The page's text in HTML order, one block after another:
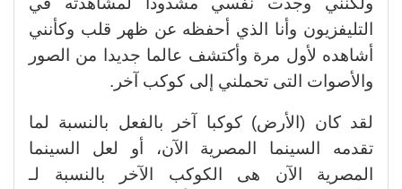
التليفزيون وأنا الذي أحفظه عن ظهر قلب وكأنني
أشاهده لأول مرة وأكتشف عالما جديدا من الصور
والأصوات التى تحملني إلى كوكب آخر.
لقد كان (الأرض) كوكبا آخر بالفعل بالنسبة لما
تقدمه السينما المصرية الآن، أو لعل السينما
المصرية الآن هى الكوكب الآخر بالنسبة لـ